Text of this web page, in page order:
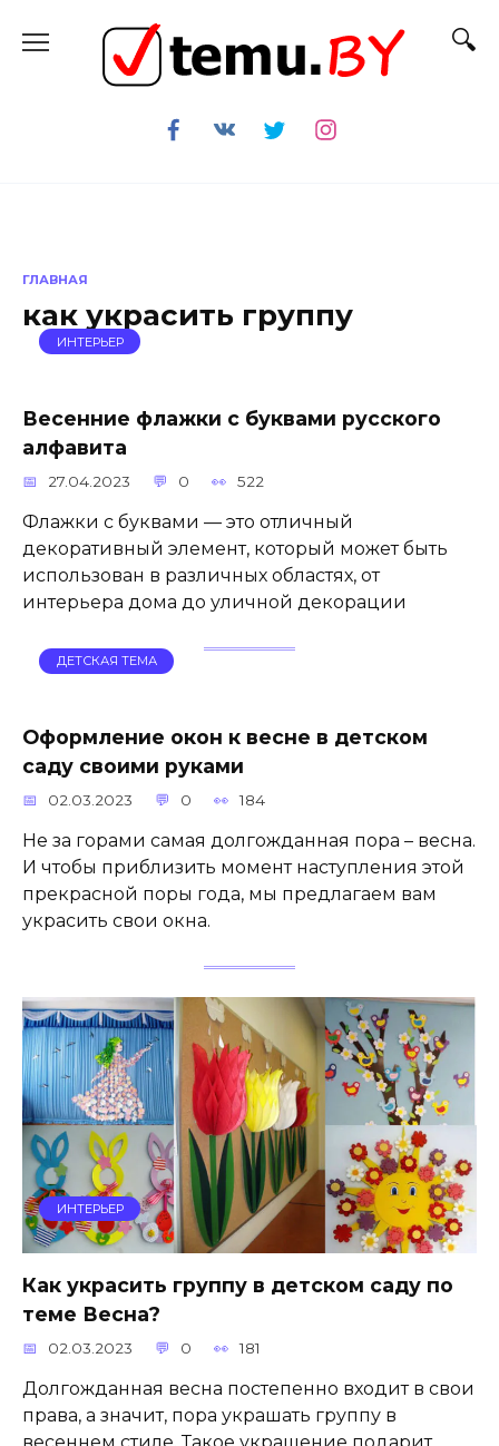
содержанию
ГЛАВНАЯ
как украсить группу
ИНТЕРЬЕР
Весенние флажки с буквами русского
алфавита
27.04.2023 0 522
Флажки с буквами — это отличный
декоративный элемент, который может быть
использован в различных областях, от
интерьера дома до уличной декорации
ДЕТСКАЯ ТЕМА
Оформление окон к весне в детском
саду своими руками
02.03.2023 0 184
Не за горами самая долгожданная пора – весна.
И чтобы приблизить момент наступления этой
прекрасной поры года, мы предлагаем вам
украсить свои окна.
ИНТЕРЬЕР
Как украсить группу в детском саду по
теме Весна?
02.03.2023 0 181
Долгожданная весна постепенно входит в свои
права, а значит, пора украшать группу в